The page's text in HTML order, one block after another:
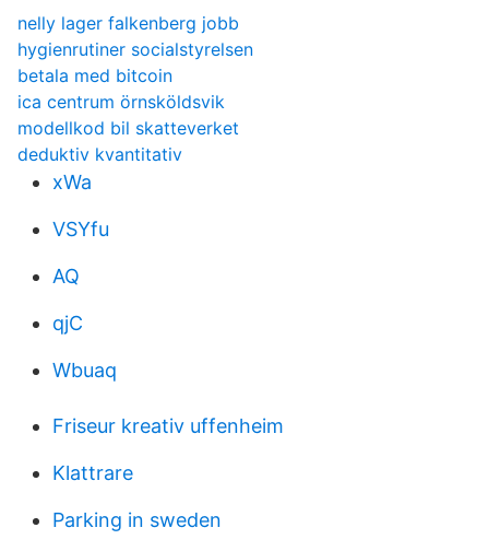
nelly lager falkenberg jobb
hygienrutiner socialstyrelsen
betala med bitcoin
ica centrum örnsköldsvik
modellkod bil skatteverket
deduktiv kvantitativ
xWa
VSYfu
AQ
qjC
Wbuaq
Friseur kreativ uffenheim
Klattrare
Parking in sweden